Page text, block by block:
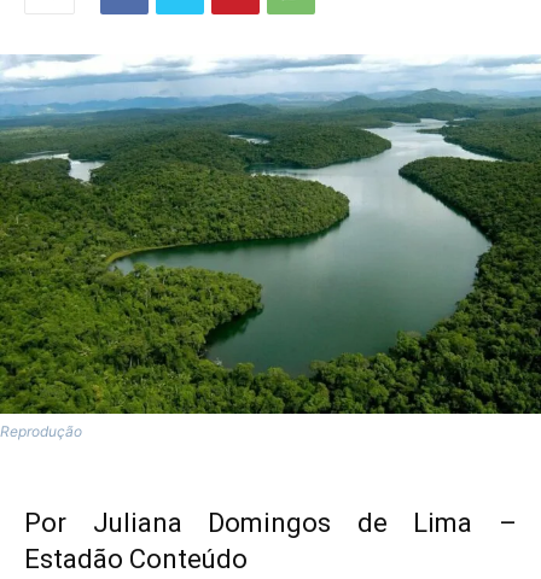
Reprodução
Por Juliana Domingos de Lima –
Estadão Conteúdo